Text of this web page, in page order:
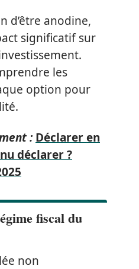
d’être anodine,
significatif sur
les
option pour
: Déclarer en
déclarer ?
fiscal du
non